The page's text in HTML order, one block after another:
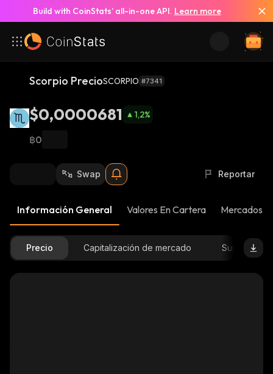
Build with CoinStats’ all-in-one API. Learn more
Scorpio PrecioSCORPIO #7341
$0,0000681 1,2%
฿0
Swap Reportar
Información General Valores En Cartera Mercados
Precio Capitalización de mercado Suministro